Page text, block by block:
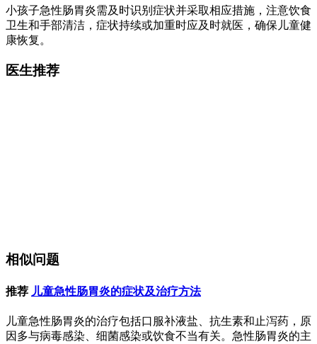
小孩子急性肠胃炎需及时识别症状并采取相应措施，注意饮食
卫生和手部清洁，症状持续或加重时应及时就医，确保儿童健
康恢复。
医生推荐
相似问题
推荐 儿童急性肠胃炎的症状及治疗方法
儿童急性肠胃炎的治疗包括口服补液盐、抗生素和止泻药，原
因多与病毒感染、细菌感染或饮食不当有关。急性肠胃炎的主